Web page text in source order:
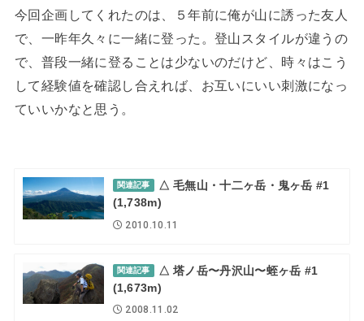
今回企画してくれたのは、５年前に俺が山に誘った友人
で、一昨年久々に一緒に登った。登山スタイルが違うの
で、普段一緒に登ることは少ないのだけど、時々はこう
して経験値を確認し合えれば、お互いにいい刺激になっ
ていいかなと思う。
関連記事
△ 毛無山・十二ヶ岳・鬼ヶ岳 #1
(1,738m)
2010.10.11
関連記事
△ 塔ノ岳〜丹沢山〜蛭ヶ岳 #1
(1,673m)
2008.11.02